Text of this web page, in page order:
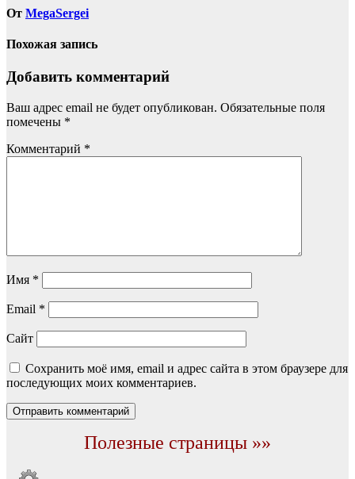
От MegaSergei
Похожая запись
Добавить комментарий
Ваш адрес email не будет опубликован. Обязательные поля
помечены *
Комментарий *
Имя *
Email *
Сайт
Сохранить моё имя, email и адрес сайта в этом браузере для
последующих моих комментариев.
Полезные страницы »»